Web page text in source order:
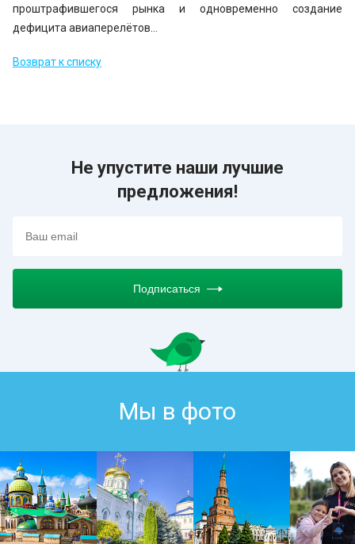
проштрафившегося рынка и одновременно создание
дефицита авиаперелётов…
Возврат к списку
Не упустите наши лучшие
предложения!
Подписаться
Мы в фото